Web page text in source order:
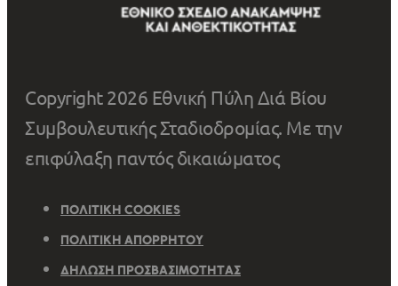
Copyright 2026 Εθνική Πύλη Διά Βίου
Συμβουλευτικής Σταδιοδρομίας. Με την
επιφύλαξη παντός δικαιώματος
ΠΟΛΙΤΙΚΉ COOKIES
ΠΟΛΙΤΙΚΉ ΑΠΟΡΡΉΤΟΥ
ΔΉΛΩΣΗ ΠΡΟΣΒΑΣΙΜΌΤΗΤΑΣ